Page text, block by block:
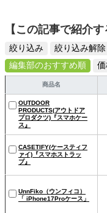
【この記事で紹介す
絞り込み
絞り込み解除
編集部のおすすめ順
商品名
OUTDOOR
PRODUCTS(アウトドア
プロダクツ)『スマホケー
ス』
CASETIFY(ケースティフ
ァイ)『スマホストラッ
プ』
UnnFiko（ウンフィコ）
「 iPhone17Proケース」